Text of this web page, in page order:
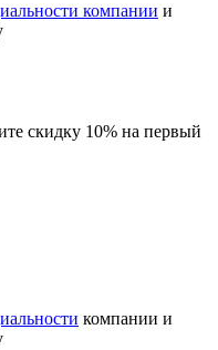
компании и
скидку 10% на первый
компании и